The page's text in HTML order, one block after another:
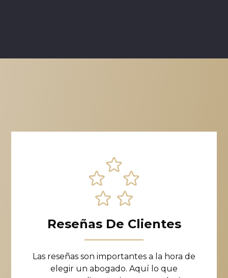
Reseñas De Clientes
Las reseñas son importantes a la hora de
elegir un abogado. Aquí lo que